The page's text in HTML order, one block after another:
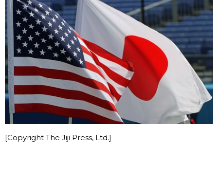
[Copyright The Jiji Press, Ltd.]